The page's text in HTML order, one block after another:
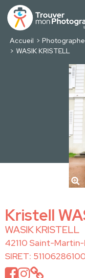
Accueil
WASIK KRISTELL
Kristell
WASIK KRISTELL
42110 Saint-
SIRET: